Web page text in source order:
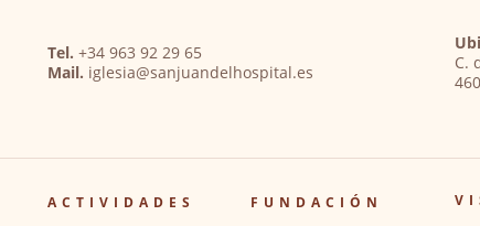
Tel. +34 963 92 29 65
Mail. iglesia@sanjuandelhospital.es
C.
ACTIVIDADES FUNDACIÓN